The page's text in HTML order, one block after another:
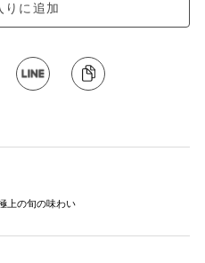
りに追加
上の旬の味わい